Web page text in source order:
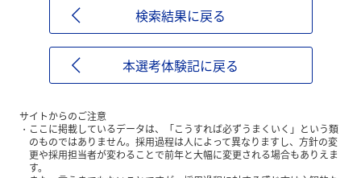
検索結果に戻る
本選考体験記に戻る
サイトからのご注意
ここに掲載しているデータは、「こうすれば必ずうまくいく」という類
のものではありません。採用過程は人によって異なりますし、方針の変
更や採用担当者が変わることで前年と大幅に変更される場合もありえま
す。